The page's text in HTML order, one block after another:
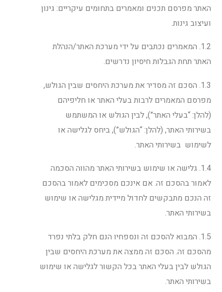
האתר מפרסם תכנים ומאמרים בתחומים עיקריים: גינון
ועיצוב גינות.
1.2. המאמרים נכתבים על ידי מערכת האתר/הנהלת
האתר תחת הגבלות חיסיון נדרשים.
1.3. הסכם זה מסדיר את מערכת היחסים שבין הגולש,
מפרסם המאמרים לרבות בעלי האתר או חליפיהם
(להלן: “בעלי האתר”), לבין הגולש או המשתמש
בשירותי האתר, (להלן: “הגולש”), ביחס לגלישה או
לשימוש בשירותי האתר.
1.4. גלישה או שימוש בשירותי האתר מהווה הסכמה
לאמור בהסכם זה. אם אינכם מסכימים לאמור בהסכם
זה הנכם מתבקשים לחדול מיידית מגלישה או שימוש
בשירותי האתר.
1.5. המבוא להסכם זה ונספחיו הנם חלק בלתי נפרד
מהסכם זה. הסכם זה ממצה את מערכת היחסים שבין
הגולש לבין בעלי האתר בכל הקשור לגלישה או שימוש
בשירותי האתר.